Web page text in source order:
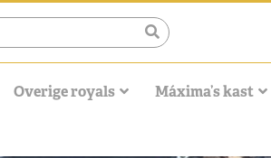
Overige royals Máxima’s kast